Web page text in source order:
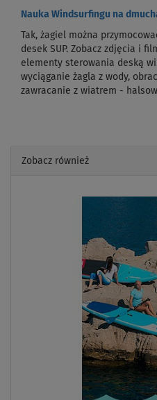
Nauka Windsurfingu na
Tak, żagiel można
desek SUP. Zobacz zdjęcia i
elementy sterowania deską
wyciąganie żagla z wody,
zawracanie z wiatrem -
Zobacz również